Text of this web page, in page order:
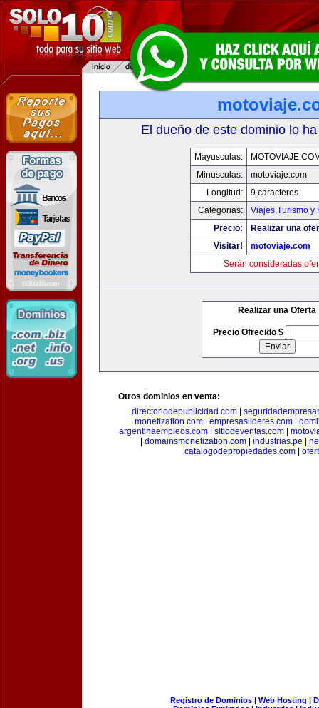
El dueño de este dominio lo
Mayusculas:
Minusculas:
motoviaje.com
Longitud:
9 caracteres
Categorias:
Viajes,Turismo y
Precio:
Realizar una
Visitar!
motoviaje.com
Serán consideradas
Realizar una Oferta
Precio Ofrecido $
Otros dominios en venta:
directoriodepublicidad.com|
monetization.com
empresaslideres.com
argentinaempleos.com
sitiodeventas.com
domainsmonetization.com| industrias.pe
catalogodepropiedades.com
Registro de Dominios| Web Hosting |